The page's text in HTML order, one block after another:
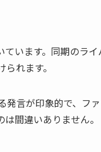
います。同期のライ
れます。
発言が印象的で、フ
間違いありません。